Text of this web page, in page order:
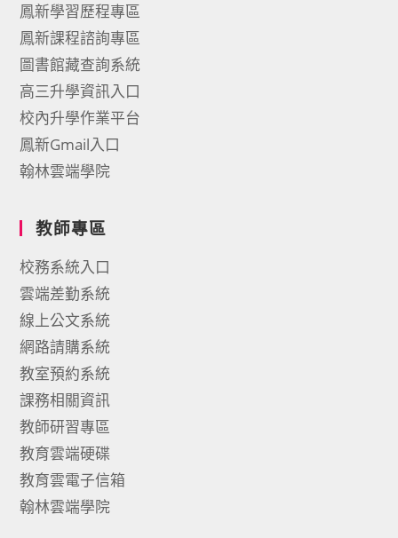
鳳新學習歷程專區
鳳新課程諮詢專區
圖書館藏查詢系統
高三升學資訊入口
校內升學作業平台
鳳新Gmail入口
翰林雲端學院
教師專區
校務系統入口
雲端差勤系統
線上公文系統
網路請購系統
教室預約系統
課務相關資訊
教師研習專區
教育雲端硬碟
教育雲電子信箱
翰林雲端學院